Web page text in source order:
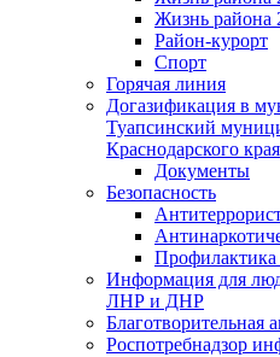
Жизнь района
Район-курорт
Спорт
Горячая линия
Догазификация в
Туапсинский
Краснодарского края
Документы
Безопасность
Информация для
ЛНР и ДНР
Роспотребнадзор